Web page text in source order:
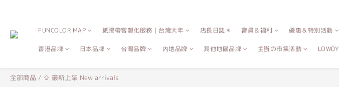
FUNCOLOR MAP 紙膠帶客製化服務｜台灣大年 店長日誌＊ 會員＆福利 優惠＆特別活動
香港品牌 日本品牌 台灣品牌 內地品牌 其他地區品牌 主辦の市集活動 LOWDY
全部商品 / ⇪ 最新上架 New arrivals